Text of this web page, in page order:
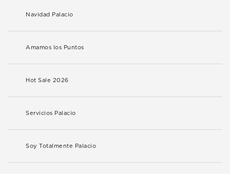
Navidad Palacio
Amamos los Puntos
Hot Sale 2026
Servicios Palacio
Soy Totalmente Palacio